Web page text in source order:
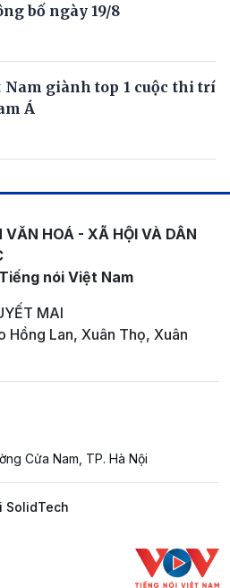
bố ngày 19/8
giành top 1 cuộc thi trí
Á
VĂN HOÁ - XÃ HỘI VÀ DÂN
nói Việt Nam
MAI
Hồng Lan, Xuân Thọ, Xuân
Cửa Nam, TP. Hà Nội
SolidTech